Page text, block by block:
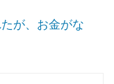
が、お金がな